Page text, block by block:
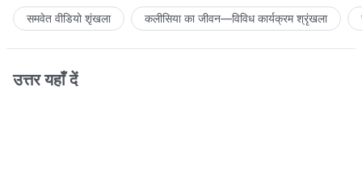
समवेत वीडियो शृंखला कलीसिया का जीवन—विविध कार्यक्रम श्रृंखला
उत्तर यहाँ दें